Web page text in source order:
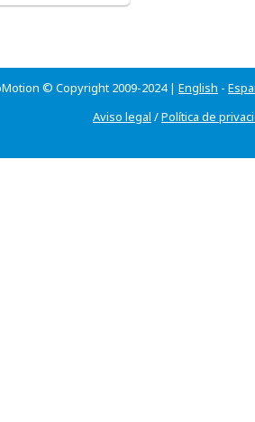
© Copyright 2009-2024 | English -
Aviso legal /Política de